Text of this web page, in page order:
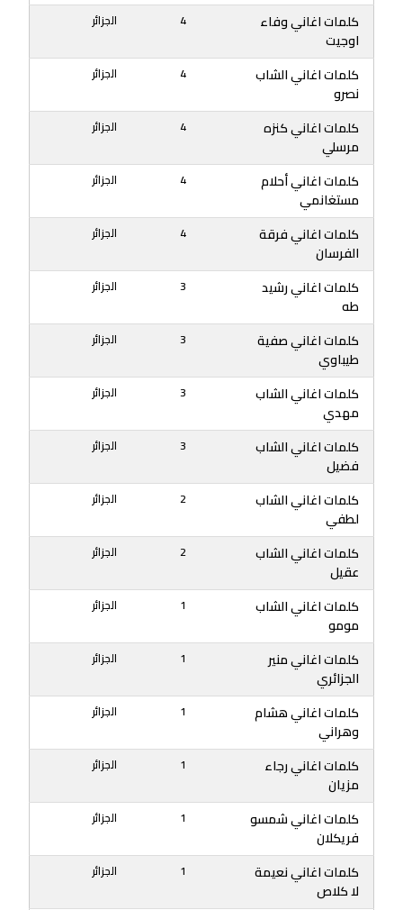
كلمات اغاني وفاء
اوجيت
4 الجزائر
كلمات اغاني الشاب
نصرو
4 الجزائر
كلمات اغاني كنزه
مرسلي
4 الجزائر
كلمات اغاني أحلام
مستغانمي
4 الجزائر
كلمات اغاني فرقة
الفرسان
4 الجزائر
كلمات اغاني رشيد
طه
3 الجزائر
كلمات اغاني صفية
طيباوي
3 الجزائر
كلمات اغاني الشاب
مهدي
3 الجزائر
كلمات اغاني الشاب
فضيل
3 الجزائر
كلمات اغاني الشاب
لطفي
2 الجزائر
كلمات اغاني الشاب
عقيل
2 الجزائر
كلمات اغاني الشاب
مومو
1 الجزائر
كلمات اغاني منير
الجزائري
1 الجزائر
كلمات اغاني هشام
وهراني
1 الجزائر
كلمات اغاني رجاء
مزيان
1 الجزائر
كلمات اغاني شمسو
فريكلان
1 الجزائر
كلمات اغاني نعيمة
لا كلاص
1 الجزائر